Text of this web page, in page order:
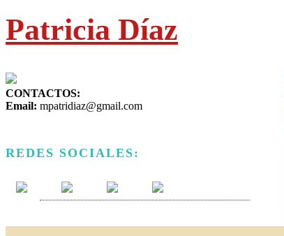
Patricia Díaz
CONTACTOS:
Email: mpatridiaz@gmail.com
REDES SOCIALES: